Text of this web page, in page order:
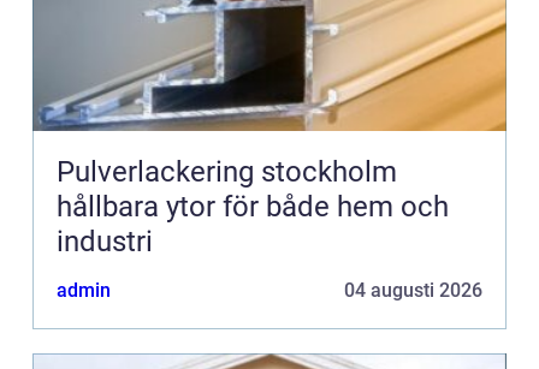
Pulverlackering stockholm
hållbara ytor för både hem och
industri
admin 04 augusti 2026